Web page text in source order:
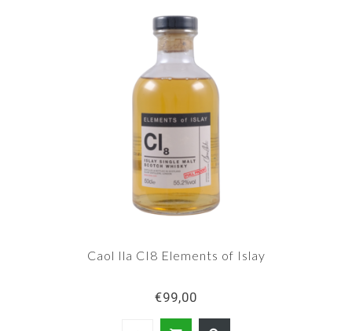
Caol Ila CI8 Elements of Islay
€99,00